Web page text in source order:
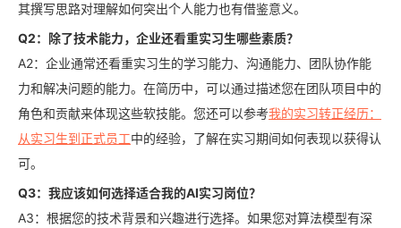
其撰写思路对理解如何突出个人能力也有借鉴意义。
Q2：除了技术能力，企业还看重实习生哪些素质？
A2：企业通常还看重实习生的学习能力、沟通能力、团队协作能
力和解决问题的能力。在简历中，可以通过描述您在团队项目中的
角色和贡献来体现这些软技能。您还可以参考我的实习转正经历：
从实习生到正式员工中的经验，了解在实习期间如何表现以获得认
可。
Q3：我应该如何选择适合我的AI实习岗位？
A3：根据您的技术背景和兴趣进行选择。如果您对算法模型有深